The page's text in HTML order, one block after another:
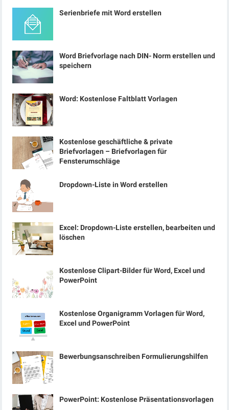
Serienbriefe mit Word erstellen
Word Briefvorlage nach DIN- Norm erstellen und
speichern
Word: Kostenlose Faltblatt Vorlagen
Kostenlose geschäftliche & private
Briefvorlagen – Briefvorlagen für
Fensterumschläge
Dropdown-Liste in Word erstellen
Excel: Dropdown-Liste erstellen, bearbeiten und
löschen
Kostenlose Clipart-Bilder für Word, Excel und
PowerPoint
Kostenlose Organigramm Vorlagen für Word,
Excel und PowerPoint
Bewerbungsanschreiben Formulierungshilfen
PowerPoint: Kostenlose Präsentationsvorlagen